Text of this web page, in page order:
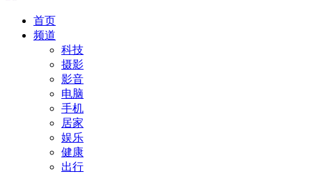
首页
频道
科技
摄影
影音
电脑
手机
居家
娱乐
健康
出行